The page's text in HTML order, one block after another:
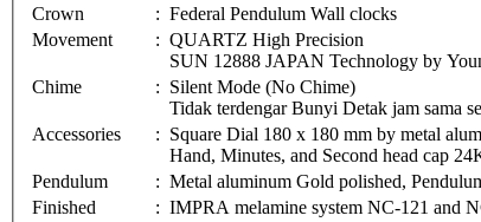
Crown
: Federal Pendulum Wall clocks
Movement
: QUARTZ High Precision
SUN 12888 JAPAN Technology by
Chime
: Silent Mode (No Chime)
Tidak terdengar Bunyi Detak jam sama
Accessories
: Square Dial 180 x 180 mm by metal
Hand, Minutes, and Second head cap
Pendulum
: Metal aluminum Gold polished,
Finished
: IMPRA melamine system NC-121 and